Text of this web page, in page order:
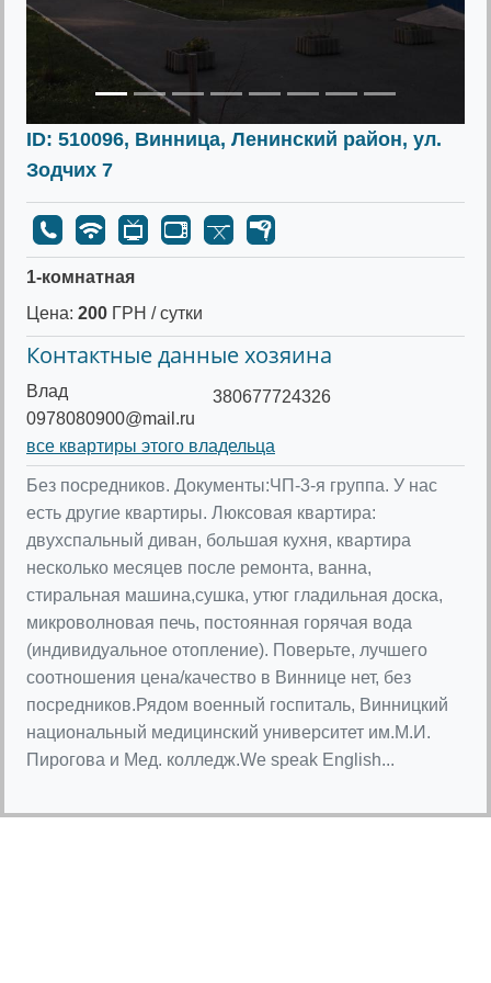
ID: 510096, Винница, Ленинский район, ул.
Зодчих 7
1-комнатная
Цена: 200 ГРН / сутки
Контактные данные хозяина
Влад
0978080900@mail.ru
380677724326
все квартиры этого владельца
Без посредников. Документы:ЧП-3-я группа. У нас
есть другие квартиры. Люксовая квартира:
двухспальный диван, большая кухня, квартира
несколько месяцев после ремонта, ванна,
стиральная машина,сушка, утюг гладильная доска,
микроволновая печь, постоянная горячая вода
(индивидуальное отопление). Поверьте, лучшего
соотношения цена/качество в Виннице нет, без
посредников.Рядом военный госпиталь, Винницкий
национальный медицинский университет им.М.И.
Пирогова и Мед. колледж.We speak English...